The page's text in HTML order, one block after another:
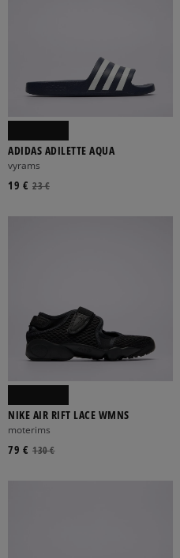
ADIDAS ADILETTE AQUA
vyrams
23 €
19 €
NIKE AIR RIFT LACE WMNS
moterims
130 €
79 €